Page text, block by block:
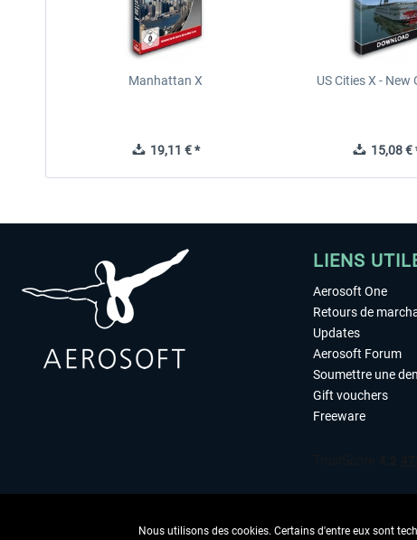
Manhattan X
19,11 € *
US Cities X - New
15,08 €
LIENS
Aerosoft One
Retours de
Updates
Aerosoft Forum
Soumettre une
Gift vouchers
Freeware
Nous utilisons des cookies. Certains d'entre eux sont